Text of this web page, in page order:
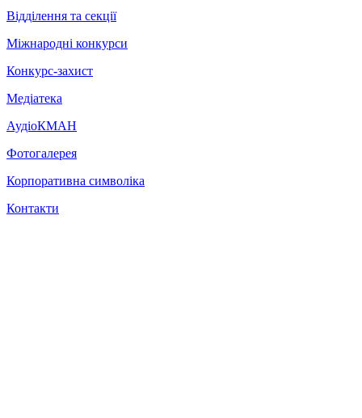
Відділення та секції
Міжнародні конкурси
Конкурс-захист
Медіатека
АудіоКМАН
Фотогалерея
Корпоративна символіка
Контакти